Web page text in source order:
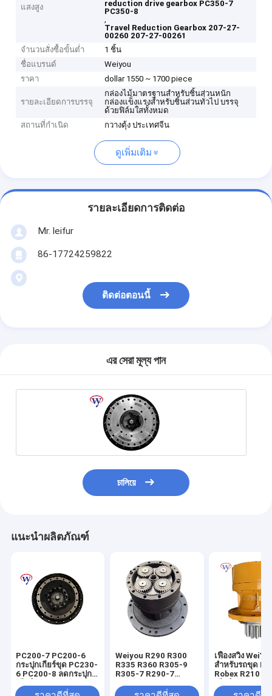
แสงสูง
reduction drive gearbox PC350-7
PC350-8
,
Travel Reduction Gearbox 207-27-
00260 207-27-00261
จำนวนสั่งซื้อขั้นต่ำ
1 ชิ้น
ชื่อแบรนด์
Weiyou
ราคา
dollar 1550 ~ 1700 piece
รายละเอียดการบรรจุ
กล่องไม้มาตรฐานสำหรับชิ้นส่วนหนัก
กล่องแข็งแรงสำหรับชิ้นส่วนทั่วไป บรรจุ
ด้วยฟิล์มใสทั้งหมด
สถานที่กำเนิด
กวางตุ้ง ประเทศจีน
ดูเพิ่มเติม
รายละเอียดการติดต่อ
Mr. leifur
86-17724259822
ติดต่อตอนนี้
এর সেরা মূল্য পান
চালিয়ে
แนะนำผลิตภัณฑ์
PC200-7 PC200-6
กระปุกเกียร์ขุด PC230-
6 PC200-8 ลดกระปุก
Weiyou R290 R300
R335 R360 R305-9
R305-7 R290-7
Reduction Gearbox
เฟืองสวิง
สำหรับรถขุด
Robex R210
31N6-10181